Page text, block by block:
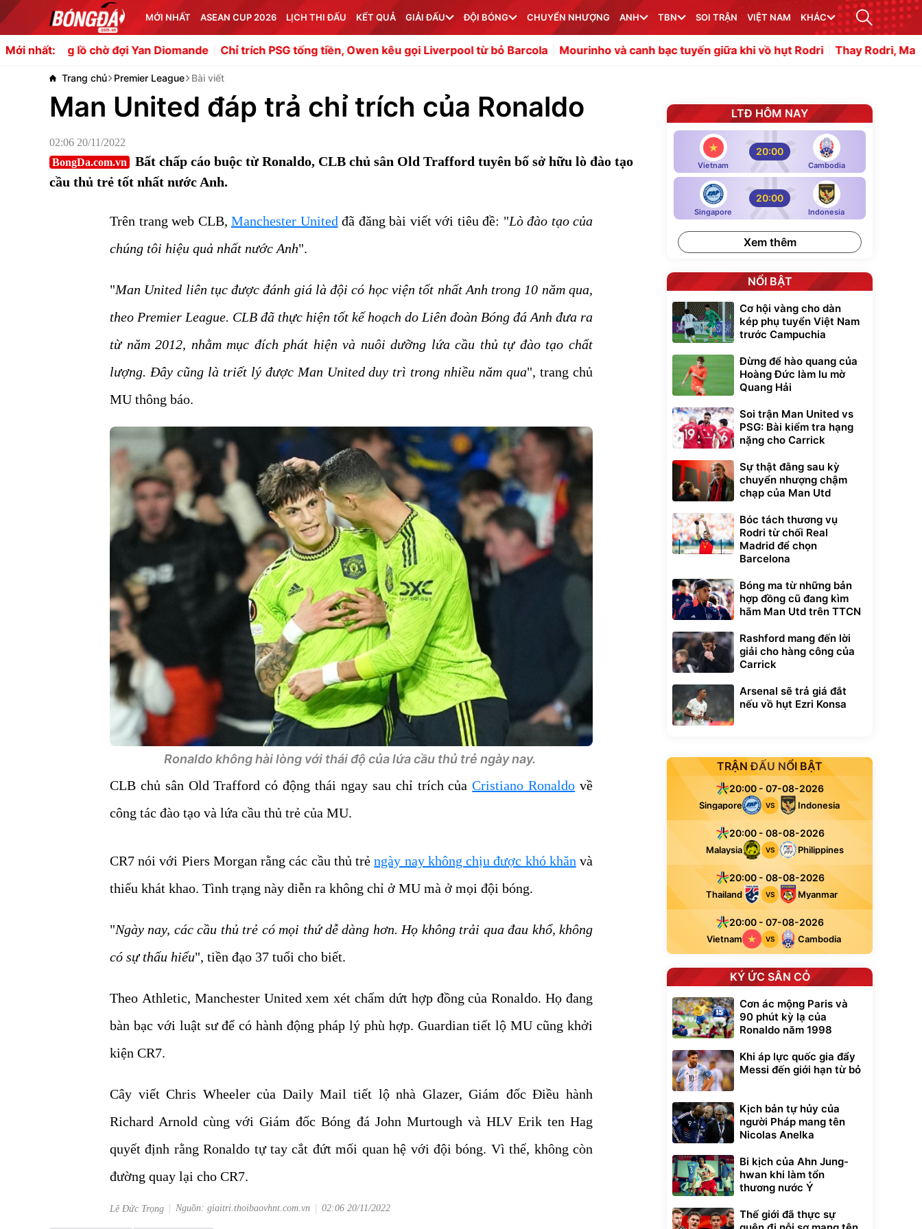
MỚI NHẤT ASEAN CUP 2026 LỊCH THI ĐẤU KẾT QUẢ GIẢI ĐẤU ĐỘI BÓNG CHUYỂN NHƯỢNG ANH TBN SOI TRẬN VIỆT NAM KHÁC
Mới nhất:
lồ chờ đợi Yan Diomande Chỉ trích PSG tống tiền, Owen kêu gọi Liverpool từ bỏ Barcola Mourinho và canh bạc tuyến giữa khi vồ hụt Rodri Thay Rodri, Man City liên hệ
Trang chủ Premier League Bài viết
Man United đáp trả chỉ trích của Ronaldo
02:06 20/11/2022
BongDa.com.vn
Bất chấp cáo buộc từ Ronaldo, CLB chủ sân Old Trafford tuyên bố sở hữu lò đào tạo
cầu thủ trẻ tốt nhất nước Anh.
Trên trang web CLB, Manchester United đã đăng bài viết với tiêu đề: "Lò đào tạo của
chúng tôi hiệu quả nhất nước Anh".
"Man United liên tục được đánh giá là đội có học viện tốt nhất Anh trong 10 năm qua,
theo Premier League. CLB đã thực hiện tốt kế hoạch do Liên đoàn Bóng đá Anh đưa ra
từ năm 2012, nhằm mục đích phát hiện và nuôi dưỡng lứa cầu thủ tự đào tạo chất
lượng. Đây cũng là triết lý được Man United duy trì trong nhiều năm qua", trang chủ
MU thông báo.
Ronaldo không hài lòng với thái độ của lứa cầu thủ trẻ ngày nay.
CLB chủ sân Old Trafford có động thái ngay sau chỉ trích củaCristiano Ronaldo về
công tác đào tạo và lứa cầu thủ trẻ của MU.
CR7 nói với Piers Morgan rằng các cầu thủ trẻngày nay không chịu được khó khăn và
thiếu khát khao. Tình trạng này diễn ra không chỉ ở MU mà ở mọi đội bóng.
"Ngày nay, các cầu thủ trẻ có mọi thứ dễ dàng hơn. Họ không trải qua đau khổ, không
có sự thấu hiểu", tiền đạo 37 tuổi cho biết.
Theo Athletic, Manchester United xem xét chấm dứt hợp đồng của Ronaldo. Họ đang
bàn bạc với luật sư để có hành động pháp lý phù hợp. Guardian tiết lộ MU cũng khởi
kiện CR7.
Cây viết Chris Wheeler của Daily Mail tiết lộ nhà Glazer, Giám đốc Điều hành
Richard Arnold cùng với Giám đốc Bóng đá John Murtough và HLV Erik ten Hag
quyết định rằng Ronaldo tự tay cắt đứt mối quan hệ với đội bóng. Vì thế, không còn
đường quay lại cho CR7.
Lê Đức Trọng Nguồn: giaitri.thoibaovhnt.com.vn 02:06 20/11/2022
LTĐ HÔM NAY
Vietnam
20:00
Cambodia
Singapore
20:00
Indonesia
Xem thêm
NỔI BẬT
Cơ hội vàng cho dàn
kép phụ tuyển Việt Nam
trước Campuchia
Đừng để hào quang của
Hoàng Đức làm lu mờ
Quang Hải
Soi trận Man United vs
PSG: Bài kiểm tra hạng
nặng cho Carrick
Sự thật đằng sau kỳ
chuyển nhượng chậm
chạp của Man Utd
Bóc tách thương vụ
Rodri từ chối Real
Madrid để chọn
Barcelona
Bóng ma từ những bản
hợp đồng cũ đang kìm
hãm Man Utd trên TTCN
Rashford mang đến lời
giải cho hàng công của
Carrick
Arsenal sẽ trả giá đắt
nếu vồ hụt Ezri Konsa
TRẬN ĐẤU NỔI BẬT
20:00 - 07-08-2026
Singapore VS Indonesia
20:00 - 08-08-2026
Malaysia VS Philippines
20:00 - 08-08-2026
Thailand VS Myanmar
20:00 - 07-08-2026
Vietnam VS Cambodia
KÝ ỨC SÂN CỎ
Cơn ác mộng Paris và
90 phút kỳ lạ của
Ronaldo năm 1998
Khi áp lực quốc gia đẩy
Messi đến giới hạn từ bỏ
Kịch bản tự hủy của
người Pháp mang tên
Nicolas Anelka
Bi kịch của Ahn Jung-
hwan khi làm tổn
thương nước Ý
Thế giới đã thực sự